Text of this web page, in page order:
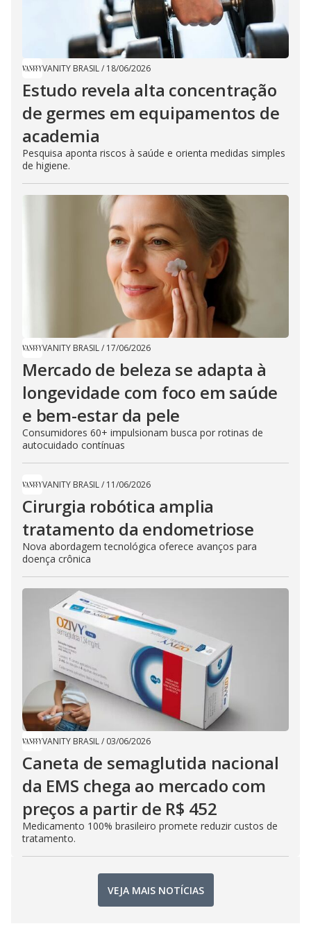
VANITY BRASIL/ 18/06/2026
Estudo revela alta concentração
de germes em equipamentos de
academia
Pesquisa aponta riscos à saúde e orienta medidas simples
de higiene.
VANITY BRASIL/ 17/06/2026
Mercado de beleza se adapta à
longevidade com foco em saúde
e bem-estar da pele
Consumidores 60+ impulsionam busca por rotinas de
autocuidado contínuas
VANITY BRASIL/ 11/06/2026
Cirurgia robótica amplia
tratamento da endometriose
Nova abordagem tecnológica oferece avanços para
doença crônica
VANITY BRASIL/ 03/06/2026
Caneta de semaglutida nacional
da EMS chega ao mercado com
preços a partir de R$ 452
Medicamento 100% brasileiro promete reduzir custos de
tratamento.
VEJA MAIS NOTÍCIAS